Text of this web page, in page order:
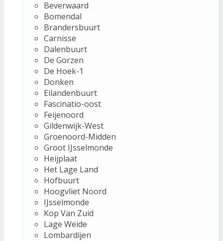
Beverwaard
Bomendal
Brandersbuurt
Carnisse
Dalenbuurt
De Gorzen
De Hoek-1
Donken
Eilandenbuurt
Fascinatio-oost
Feijenoord
Gildenwijk-West
Groenoord-Midden
Groot IJsselmonde
Heijplaat
Het Lage Land
Hofbuurt
Hoogvliet Noord
IJsselmonde
Kop Van Zuid
Lage Weide
Lombardijen